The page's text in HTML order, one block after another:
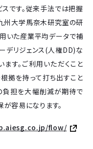
です。従来手法では把握
州大学馬奈木研究室の研
いた産業平均データで補
デリジェンス(人権DD)な
す。ご利用いただくこと
拠を持って打ち出すこと
負担を大幅削減が期待で
容易になります。
flow/